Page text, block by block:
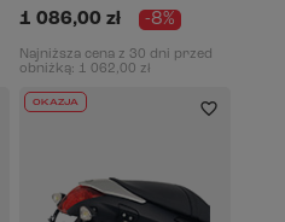
1 086,00 zł -8%
Najniższa cena z 30 dni przed
obniżką: 1 062,00 zł
OKAZJA